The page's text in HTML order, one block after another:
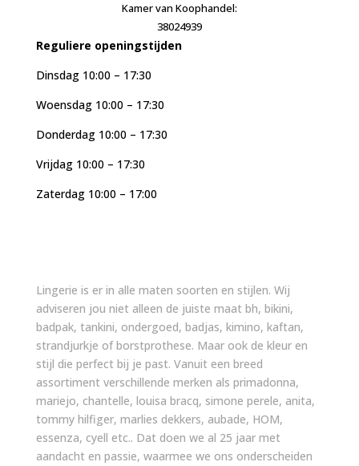
Kamer van Koophandel:
38024939
Reguliere openingstijden
Dinsdag 10:00 – 17:30
Woensdag 10:00 – 17:30
Donderdag 10:00 – 17:30
Vrijdag 10:00 – 17:30
Zaterdag 10:00 – 17:00
Lingerie is er in alle maten soorten en stijlen. Wij
adviseren jou niet alleen de juiste maat bh, bikini,
badpak, tankini, ondergoed, badjas, kimino, kaftan,
strandjurkje of borstprothese. Maar ook de kleur en
stijl die perfect bij je past. Vanuit een breed
assortiment verschillende merken als primadonna,
mariejo, chantelle, louisa bracq, simone perele, anita,
tommy hilfiger, marlies dekkers, aubade, HOM,
essenza, cyell etc.. Dat doen we al 25 jaar met
aandacht en passie, waarmee we ons onderscheiden